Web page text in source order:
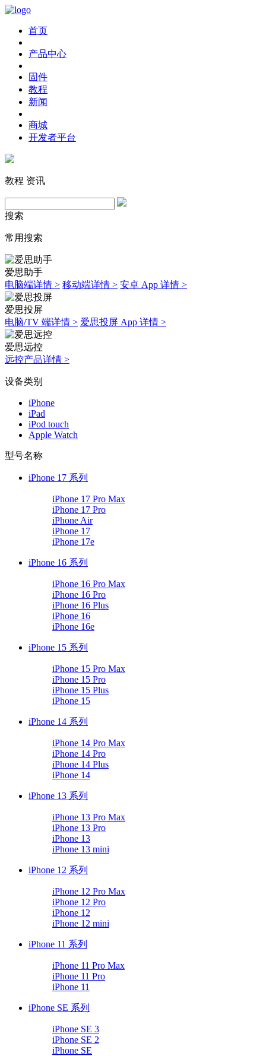
首页
产品中心
固件
教程
新闻
商城
开发者平台
教程 资讯
搜索
常用搜索
爱思助手
电脑端详情 > 移动端详情 > 安卓 App 详情 >
爱思投屏
电脑/TV 端详情 > 爱思投屏 App 详情 >
爱思远控
远控产品详情 >
设备类别
iPhone
iPad
iPod touch
Apple Watch
型号名称
iPhone 17 系列
iPhone 17 Pro Max
iPhone 17 Pro
iPhone Air
iPhone 17
iPhone 17e
iPhone 16 系列
iPhone 16 Pro Max
iPhone 16 Pro
iPhone 16 Plus
iPhone 16
iPhone 16e
iPhone 15 系列
iPhone 15 Pro Max
iPhone 15 Pro
iPhone 15 Plus
iPhone 15
iPhone 14 系列
iPhone 14 Pro Max
iPhone 14 Pro
iPhone 14 Plus
iPhone 14
iPhone 13 系列
iPhone 13 Pro Max
iPhone 13 Pro
iPhone 13
iPhone 13 mini
iPhone 12 系列
iPhone 12 Pro Max
iPhone 12 Pro
iPhone 12
iPhone 12 mini
iPhone 11 系列
iPhone 11 Pro Max
iPhone 11 Pro
iPhone 11
iPhone SE 系列
iPhone SE 3
iPhone SE 2
iPhone SE